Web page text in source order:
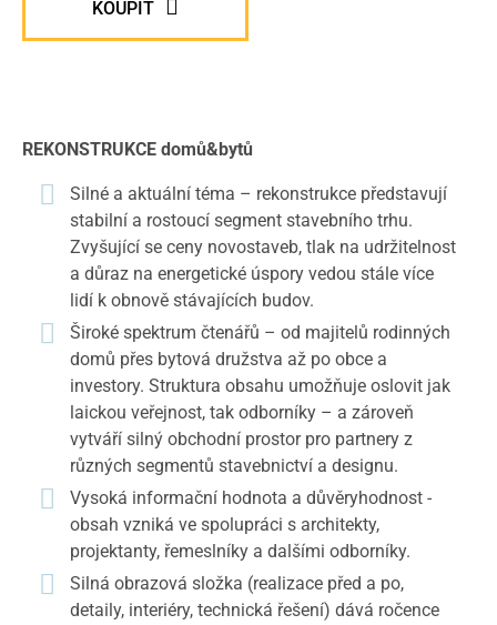
KOUPIT
REKONSTRUKCE domů&bytů
Silné a aktuální téma – rekonstrukce představují
stabilní a rostoucí segment stavebního trhu.
Zvyšující se ceny novostaveb, tlak na udržitelnost
a důraz na energetické úspory vedou stále více
lidí k obnově stávajících budov.
Široké spektrum čtenářů – od majitelů rodinných
domů přes bytová družstva až po obce a
investory. Struktura obsahu umožňuje oslovit jak
laickou veřejnost, tak odborníky – a zároveň
vytváří silný obchodní prostor pro partnery z
různých segmentů stavebnictví a designu.
Vysoká informační hodnota a důvěryhodnost -
obsah vzniká ve spolupráci s architekty,
projektanty, řemeslníky a dalšími odborníky.
Silná obrazová složka (realizace před a po,
detaily, interiéry, technická řešení) dává ročence